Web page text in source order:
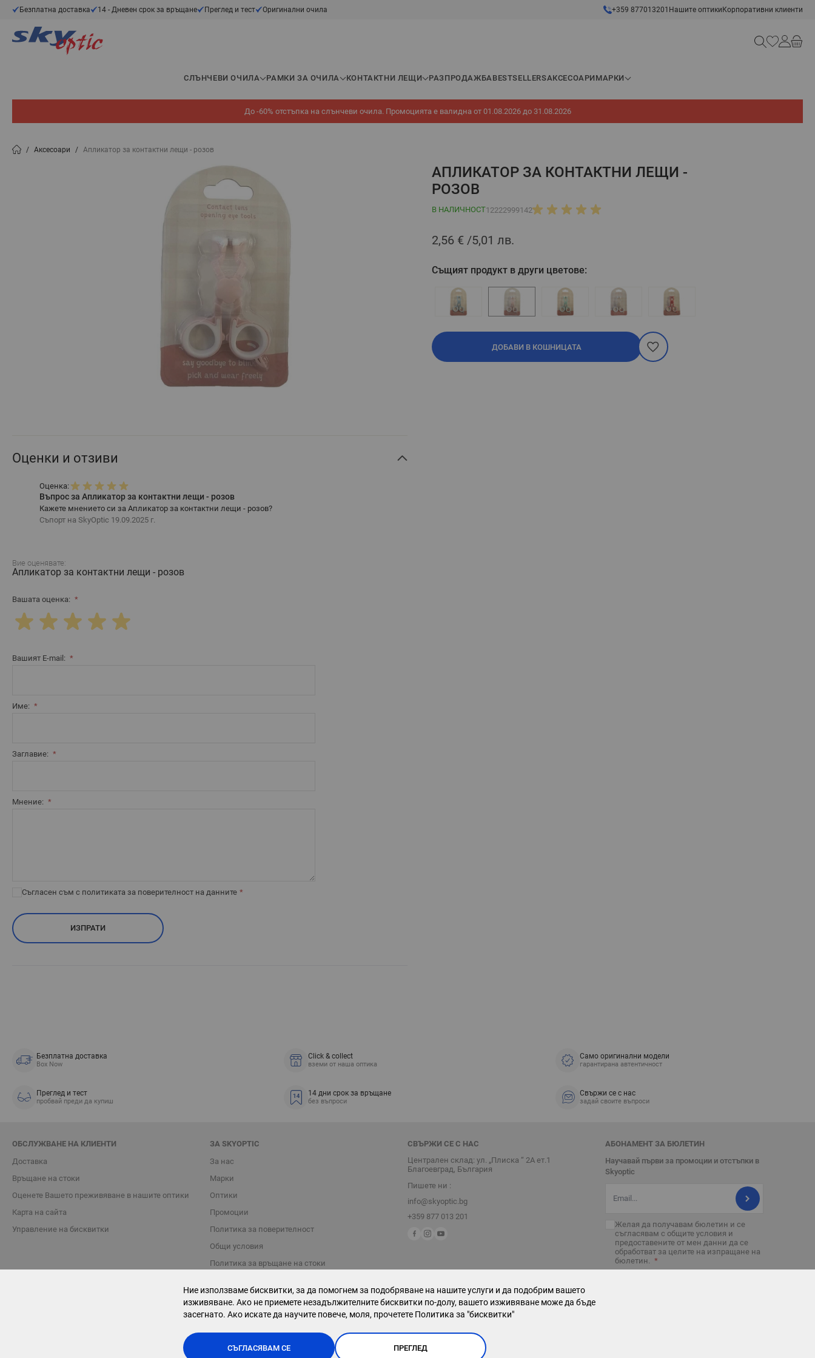
Ние използваме бисквитки, за да помогнем за подобряване на нашите услуги и да подобрим вашето
изживяване. Ако не приемете незадължителните бисквитки по-долу, вашето изживяване може да бъде
засегнато. Ако искате да научите повече, моля, прочетете Политика за "бисквитки"
СЪГЛАСЯВАМ СЕ ПРЕГЛЕД
Прескачане към съдържанието
Безплатна доставка 14 - Дневен срок за връщане Преглед и тест Оригинални очила +359 877013201 Нашите оптики Корпоративни клиенти
Търсене
СЛЪНЧЕВИ ОЧИЛА РАМКИ ЗА ОЧИЛА КОНТАКТНИ ЛЕЩИ РАЗПРОДАЖБАBESTSELLERSАКСЕСОАРИ МАРКИ
До -60% отстъпка на слънчеви очила. Промоцията е валидна от 01.08.2026 до 31.08.2026
/ Аксесоари / Апликатор за контактни лещи - розов
АПЛИКАТОР ЗА КОНТАКТНИ ЛЕЩИ -
РОЗОВ
В НАЛИЧНОСТ12222999142
2,56 € 5,01 лв.
Същият продукт в други цветове:
ДОБАВИ В КОШНИЦАТА
Оценки и отзиви
Оценка:
Въпрос за Апликатор за контактни лещи - розов
Кажете мнението си за Апликатор за контактни лещи - розов?
Съпорт на SkyOptic 19.09.2025 г.
Вие оценявате:
Апликатор за контактни лещи - розов
Вашата оценка:
Вашият E-mail:
Име:
Заглавие:
Мнение:
Съгласен съм с политиката за поверителност на данните
ИЗПРАТИ
Безплатна доставка
Box Now
Click & collect
вземи от наша оптика
Само оригинални модели
гарантирана автентичност
Преглед и тест
пробвай преди да купиш
14 дни срок за връщане
без въпроси
Свържи се с нас
задай своите въпроси
ОБСЛУЖВАНЕ НА КЛИЕНТИ
Доставка
Връщане на стоки
Oценете Вашето преживяване в нашите оптики
Карта на сайта
Управление на бисквитки
ЗА SKYOPTIC
За нас
Марки
Оптики
Промоции
Политика за поверителност
Общи условия
Политика за връщане на стоки
СВЪРЖИ СЕ С НАС
Централен склад: ул. „Плиска “ 2А ет.1
Благоевград, България
Пишете ни :
info@skyoptic.bg
+359 877 013 201
АБОНАМЕНТ ЗА БЮЛЕТИН
Научавай първи за промоции и отстъпки в
Skyoptic
Желая да получавам бюлетин и се
съгласявам с общите условия и
предоставените от мен данни да се
обработват за целите на изпращане на
бюлетин.